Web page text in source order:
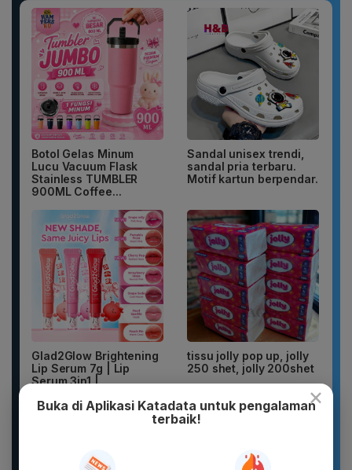
Botol Gelas Minum
Lucu Vacuum Flask
Stainless TUMBLER
900ML Coffee...
Sandal unisex trendi,
sandal pria terbaru.
Motif kartun berpendar.
Glad2Glow Brightening
Lip Serum 7g | Lip
Serum 3in1 |
tissu jolly pop up, jolly
250 shet, jolly 200shet
×
Buka di Aplikasi Katadata untuk pengalaman
terbaik!